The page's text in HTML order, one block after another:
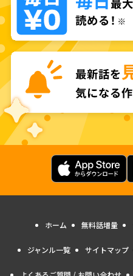
ホーム 無料話増量
ジャンル一覧 サイトマップ